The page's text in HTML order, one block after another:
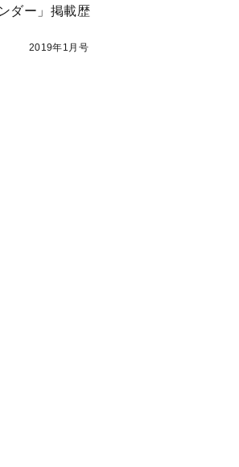
ダー」掲載歴
2019年1月号